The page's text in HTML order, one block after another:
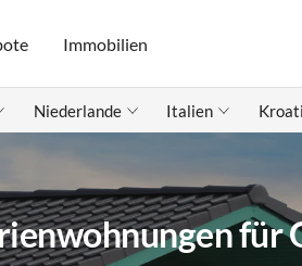
Immobilien
Niederlande Italien
für